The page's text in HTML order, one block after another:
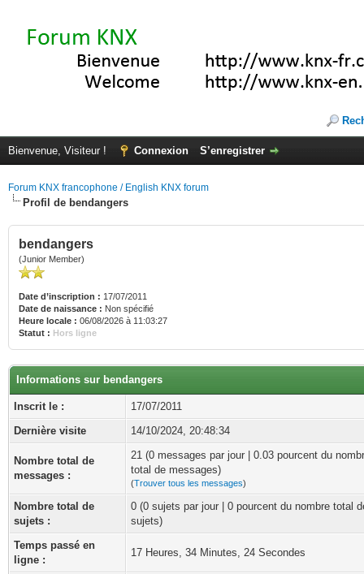
Bienvenue, Visiteur ! Connexion S’enregistrer
Forum KNX francophone / English KNX forum
Profil de bendangers
bendangers
(Junior Member)
Date d’inscription : 17/07/2011
Date de naissance : Non spécifié
Heure locale : 06/08/2026 à 11:03:27
Statut : Hors ligne
Informations sur bendangers
Inscrit le :
17/07/2011
Dernière visite
14/10/2024, 20:48:34
Nombre total de
messages :
21 (0 messages par jour | 0.03 pourcent du
total de messages)
(Trouver tous les messages)
Nombre total de
sujets :
0 (0 sujets par jour | 0 pourcent du nombre total
sujets)
Temps passé en
ligne :
17 Heures, 34 Minutes, 24 Secondes